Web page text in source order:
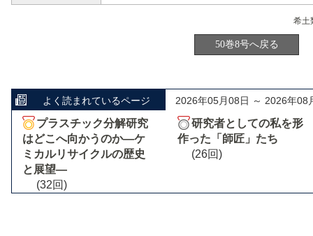
50巻8号へ戻る
よく読まれているページ 2026年05月08日 ～ 2026年08
プラスチック分解研究
はどこへ向かうのか―ケ
ミカルリサイクルの歴史
と展望―
(32回)
研究者としての私を形
作った「師匠」たち
(26回)